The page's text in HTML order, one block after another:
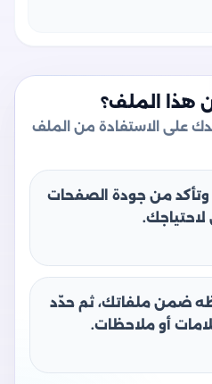
هذا الملف؟
على الاستفادة من الملف
وتأكد من جودة الصفحات
ضمن ملفاتك، ثم حدّد
أو ملاحظات.